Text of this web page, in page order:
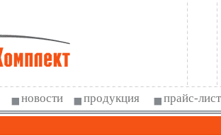
новости продукция прайс-лист